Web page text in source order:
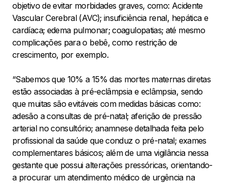
objetivo de evitar morbidades graves, como: Acidente
Vascular Cerebral (AVC); insuficiência renal, hepática e
cardíaca; edema pulmonar; coagulopatias; até mesmo
complicações para o bebê, como restrição de
crescimento, por exemplo.
“Sabemos que 10% a 15% das mortes maternas diretas
estão associadas à pré-eclâmpsia e eclâmpsia, sendo
que muitas são evitáveis com medidas básicas como:
adesão a consultas de pré-natal; aferição de pressão
arterial no consultório; anamnese detalhada feita pelo
profissional da saúde que conduz o pré-natal; exames
complementares básicos; além de uma vigilância nessa
gestante que possui alterações pressóricas, orientando-
a procurar um atendimento médico de urgência na